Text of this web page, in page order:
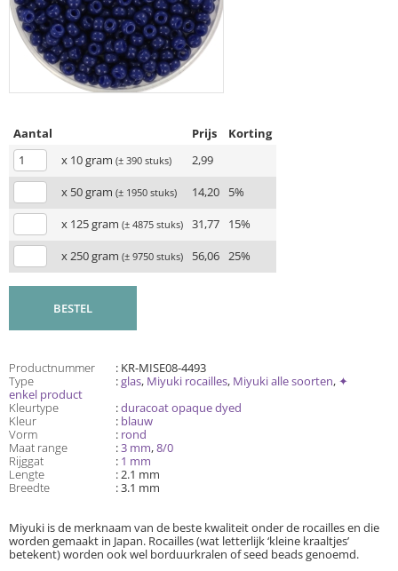
Aantal Prijs
Korting
x 10 gram (± 390 stuks)
2,99
x 50 gram (± 1950 stuks) 14,20
5%
x 125 gram (± 4875 stuks) 31,77
15%
x 250 gram (± 9750 stuks) 56,06 25%
BESTEL
Productnummer
: KR-MISE08-4493
Type
:glas, Miyuki rocailles, Miyuki alle soorten, ✦
enkel product
Kleurtype
:duracoat opaque dyed
Kleur
: blauw
Vorm
: rond
Maat range
:3 mm,8/0
Rijggat
: 1 mm
Lengte
: 2.1 mm
Breedte
: 3.1 mm
Miyuki is de merknaam van de beste kwaliteit onder de rocailles en die
worden gemaakt in Japan. Rocailles (wat letterlijk ‘kleine kraaltjes’
betekent) worden ook wel borduurkralen of seed beads genoemd.